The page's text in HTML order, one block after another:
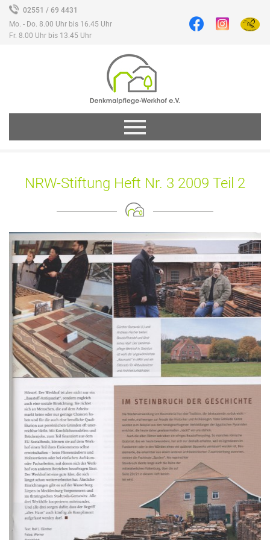
02551 / 69 4431
Mo. - Do. 8.00 Uhr bis 16.45 Uhr
Fr. 8.00 Uhr bis 13.45 Uhr
NRW-Stiftung Heft Nr. 3 2009 Teil 2